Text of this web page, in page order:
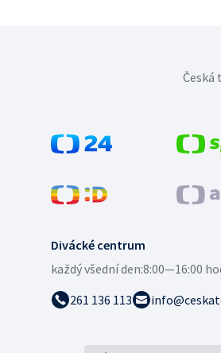
Divácké centrum
každý všední den:8:00—16:00
261 136 113
Česká